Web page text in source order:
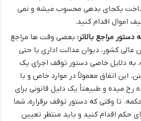
یکجای بدهی محسوب میشه و نمی
اموال اقدام کنید.
مراجع بالاتر: بعضی وقت ها مراجع
عالی کشور، دیوان عدالت اداری یا حتی
به دلایل خاصی دستور توقف اجرای یک
این اتفاق معمولاً در موارد خاص و با
رخ میده و طبیعتاً یک دلیل قانونی برای
تا وقتی که دستور توقف برقراره، شما
حکم اقدام کنید و باید منتظر تعیین